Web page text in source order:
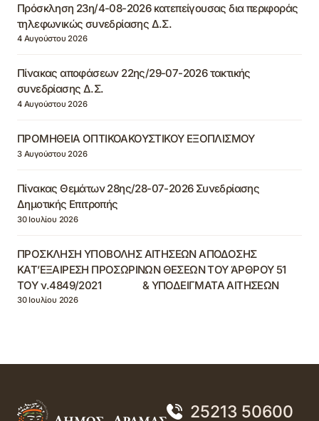
Πρόσκληση 23η/4-08-2026 κατεπείγουσας δια περιφοράς
τηλεφωνικώς συνεδρίασης Δ.Σ.
4 Αυγούστου 2026
Πίνακας αποφάσεων 22ης/29-07-2026 τακτικής
συνεδρίασης Δ.Σ.
4 Αυγούστου 2026
ΠΡΟΜΗΘΕΙΑ ΟΠΤΙΚΟΑΚΟΥΣΤΙΚΟΥ ΕΞΟΠΛΙΣΜΟΥ
3 Αυγούστου 2026
Πίνακας Θεμάτων 28ης/28-07-2026 Συνεδρίασης
Δημοτικής Επιτροπής
30 Ιουλίου 2026
ΠΡΟΣΚΛΗΣΗ ΥΠΟΒΟΛΗΣ ΑΙΤΗΣΕΩΝ ΑΠΟΔΟΣΗΣ
ΚΑΤ’ΕΞΑΙΡΕΣΗ ΠΡΟΣΩΡΙΝΩΝ ΘΕΣΕΩΝ ΤΟΥ ΆΡΘΡΟΥ 51
ΤΟΥ ν.4849/2021 & ΥΠΟΔΕΙΓΜΑΤΑ ΑΙΤΗΣΕΩΝ
30 Ιουλίου 2026
25213 50600